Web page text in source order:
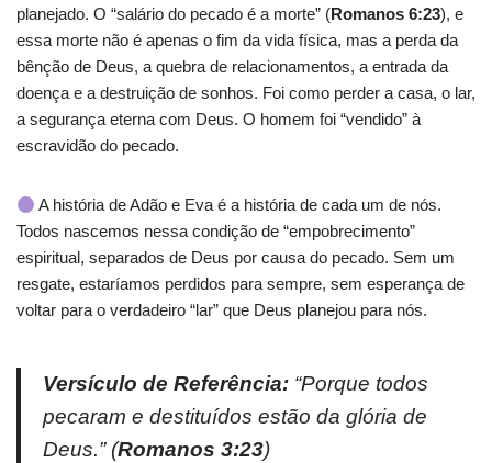
planejado. O “salário do pecado é a morte” (Romanos 6:23), e
essa morte não é apenas o fim da vida física, mas a perda da
bênção de Deus, a quebra de relacionamentos, a entrada da
doença e a destruição de sonhos. Foi como perder a casa, o lar,
a segurança eterna com Deus. O homem foi “vendido” à
escravidão do pecado.
A história de Adão e Eva é a história de cada um de nós.
Todos nascemos nessa condição de “empobrecimento”
espiritual, separados de Deus por causa do pecado. Sem um
resgate, estaríamos perdidos para sempre, sem esperança de
voltar para o verdadeiro “lar” que Deus planejou para nós.
Versículo de Referência: “Porque todos
pecaram e destituídos estão da glória de
Deus.”(Romanos 3:23)